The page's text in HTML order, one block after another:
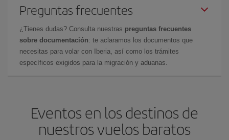
Preguntas frecuentes
¿Tienes dudas? Consulta nuestras preguntas frecuentes
sobre documentación: te aclaramos los documentos que
necesitas para volar con Iberia, así como los trámites
específicos exigidos para la migración y aduanas.
Eventos en los destinos de
nuestros vuelos baratos